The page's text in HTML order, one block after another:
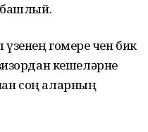
башлый.
гомере өчен бик
кешеләрне
соң аларның